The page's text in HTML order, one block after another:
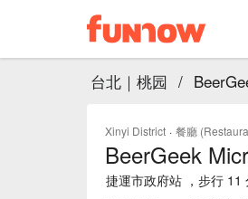
台北｜桃园 /
Xinyi District · 餐廳
BeerGeek
捷運市政府站 ，步行 11